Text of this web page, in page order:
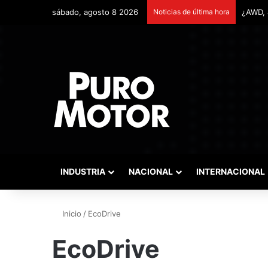
sábado, agosto 8 2026 Noticias de última hora
INDUSTRIA NACIONAL INTERNACIONAL
Inicio / EcoDrive
EcoDrive